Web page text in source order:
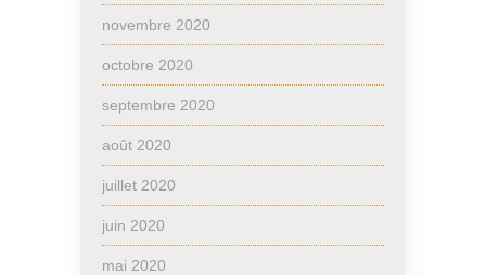
novembre 2020
octobre 2020
septembre 2020
août 2020
juillet 2020
juin 2020
mai 2020